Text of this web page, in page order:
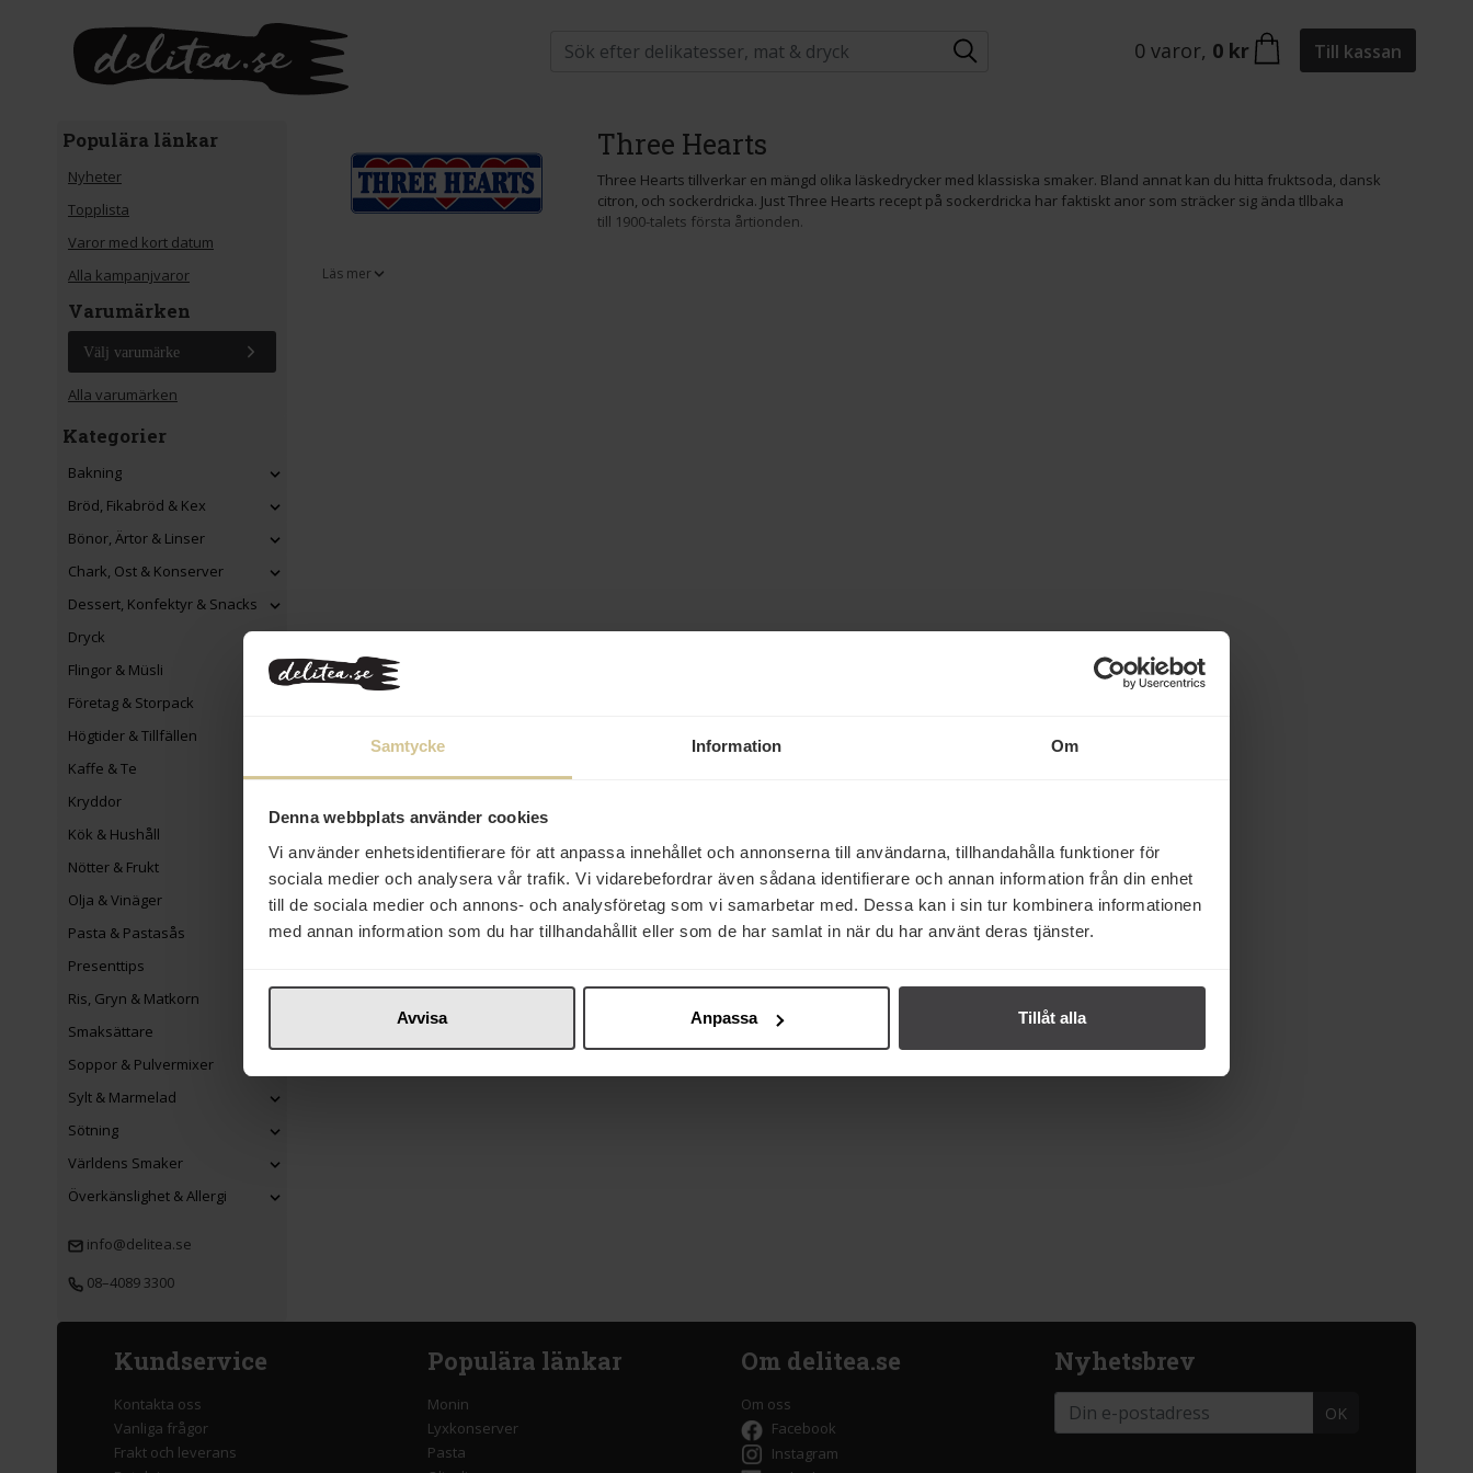
Samtycke Information Om
Denna webbplats använder cookies
Vi använder enhetsidentifierare för att anpassa innehållet och annonserna till användarna, tillhandahålla funktioner för
sociala medier och analysera vår trafik. Vi vidarebefordrar även sådana identifierare och annan information från din enhet
till de sociala medier och annons- och analysföretag som vi samarbetar med. Dessa kan i sin tur kombinera informationen
med annan information som du har tillhandahållit eller som de har samlat in när du har använt deras tjänster.
Avvisa Anpassa Tillåt alla
0 varor, 0 kr Till kassan
Populära länkar
Nyheter
Topplista
Varor med kort datum
Alla kampanjvaror
Varumärken
Välj varumärke
Alla varumärken
Kategorier
Bakning
Bröd, Fikabröd & Kex
Bönor, Ärtor & Linser
Chark, Ost & Konserver
Dessert, Konfektyr & Snacks
Dryck
Flingor & Müsli
Företag & Storpack
Högtider & Tillfällen
Kaffe & Te
Kryddor
Kök & Hushåll
Nötter & Frukt
Olja & Vinäger
Pasta & Pastasås
Presenttips
Ris, Gryn & Matkorn
Smaksättare
Soppor & Pulvermixer
Sylt & Marmelad
Sötning
Världens Smaker
Överkänslighet & Allergi
info@delitea.se
08–4089 3300
Three Hearts
Three Hearts tillverkar en mängd olika läskedrycker med klassiska smaker. Bland annat kan du hitta fruktsoda, dansk
citron, och sockerdricka. Just Three Hearts recept på sockerdricka har faktiskt anor som sträcker sig ända tllbaka
till 1900-talets första årtionden.
Läs mer
Kundservice
Kontakta oss
Vanliga frågor
Frakt och leverans
Populära länkar
Monin
Lyxkonserver
Pasta
Om delitea.se
Om oss
Facebook
Instagram
Nyhetsbrev
OK